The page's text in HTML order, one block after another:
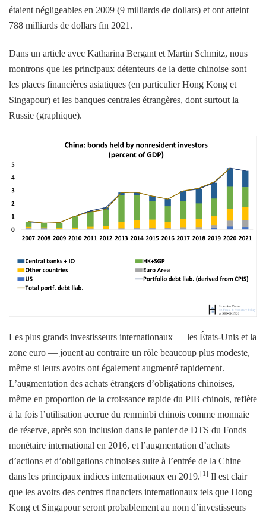
étaient négligeables en 2009 (9 milliards de dollars) et ont atteint
788 milliards de dollars fin 2021.
Dans un article avec Katharina Bergant et Martin Schmitz, nous
montrons que les principaux détenteurs de la dette chinoise sont
les places financières asiatiques (en particulier Hong Kong et
Singapour) et les banques centrales étrangères, dont surtout la
Russie (graphique).
Les plus grands investisseurs internationaux — les États-Unis et la
zone euro — jouent au contraire un rôle beaucoup plus modeste,
même si leurs avoirs ont également augmenté rapidement.
L’augmentation des achats étrangers d’obligations chinoises,
même en proportion de la croissance rapide du PIB chinois, reflète
à la fois l’utilisation accrue du renminbi chinois comme monnaie
de réserve, après son inclusion dans le panier de DTS du Fonds
monétaire international en 2016, et l’augmentation d’achats
d’actions et d’obligations chinoises suite à l’entrée de la Chine
dans les principaux indices internationaux en 2019.[1] Il est clair
que les avoirs des centres financiers internationaux tels que Hong
Kong et Singapour seront probablement au nom d’investisseurs